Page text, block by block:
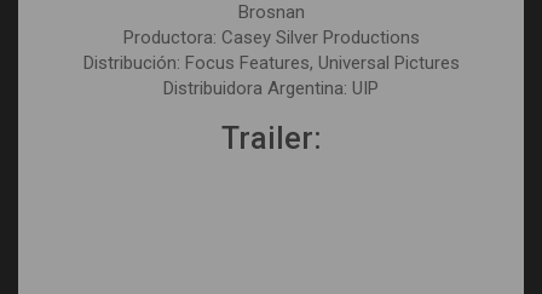
Brosnan
Productora: Casey Silver Productions
Distribución: Focus Features, Universal Pictures
Distribuidora Argentina: UIP
Trailer: